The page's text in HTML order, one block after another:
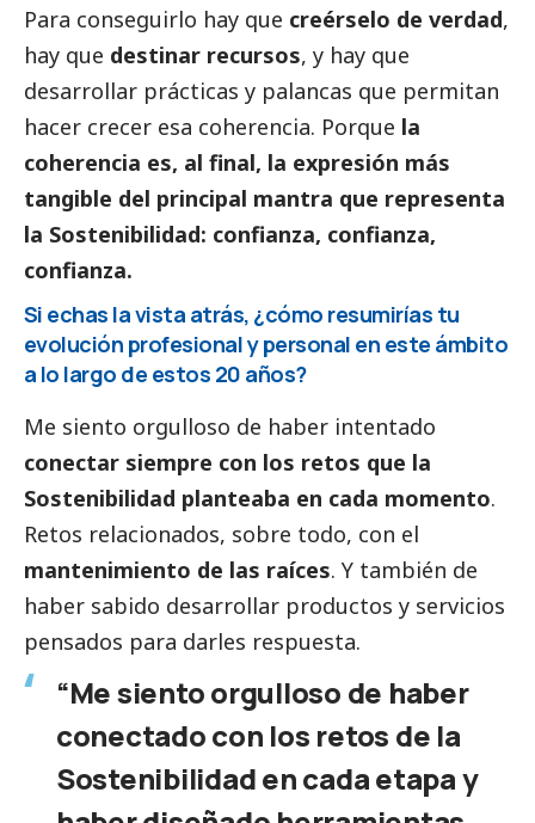
Para conseguirlo hay que creérselo de verdad,
hay que destinar recursos, y hay que
desarrollar prácticas y palancas que permitan
hacer crecer esa coherencia. Porque la
coherencia es, al final, la expresión más
tangible del principal mantra que representa
la Sostenibilidad: confianza, confianza,
confianza.
Si echas la vista atrás, ¿cómo resumirías tu
evolución profesional y personal en este ámbito
a lo largo de estos 20 años?
Me siento orgulloso de haber intentado
conectar siempre con los retos que la
Sostenibilidad planteaba en cada momento.
Retos relacionados, sobre todo, con el
mantenimiento de las raíces. Y también de
haber sabido desarrollar productos y servicios
pensados para darles respuesta.
“Me siento orgulloso de haber
conectado con los retos de la
Sostenibilidad en cada etapa y